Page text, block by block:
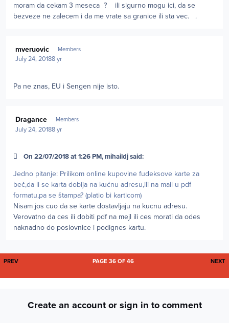
moram da cekam 3 meseca ? ili sigurno mogu ici, da se
bezveze ne zalecem i da me vrate sa granice ili sta vec. .
mveruovic Members
July 24, 20188 yr
Pa ne znas, EU i Sengen nije isto.
Dragance Members
July 24, 20188 yr
On 22/07/2018 at 1:26 PM, mihaildj said:
Jedno pitanje: Prilikom online kupovine fudeksove karte za
beč,da li se karta dobija na kućnu adresu,ili na mail u pdf
formatu,pa se štampa? (platio bi karticom)
Nisam jos cuo da se karte dostavljaju na kucnu adresu.
Verovatno da ces ili dobiti pdf na mejl ili ces morati da odes
naknadno do poslovnice i podignes kartu.
FIRST PAGE
PREV NEXT
PAGE 36 OF 46
Create an account or sign in to comment